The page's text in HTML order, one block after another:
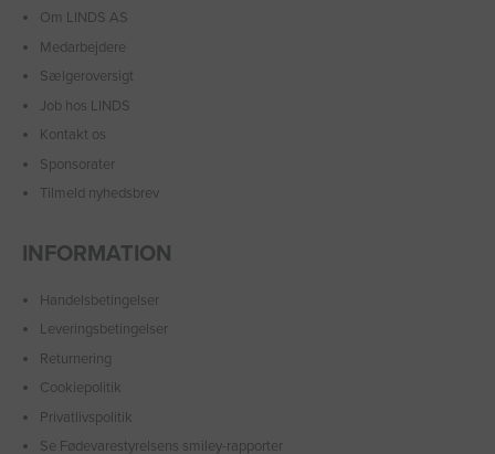
Om LINDS AS
Medarbejdere
Sælgeroversigt
Job hos LINDS
Kontakt os
Sponsorater
Tilmeld nyhedsbrev
INFORMATION
Handelsbetingelser
Leveringsbetingelser
Returnering
Cookiepolitik
Privatlivspolitik
Se Fødevarestyrelsens smiley-rapporter